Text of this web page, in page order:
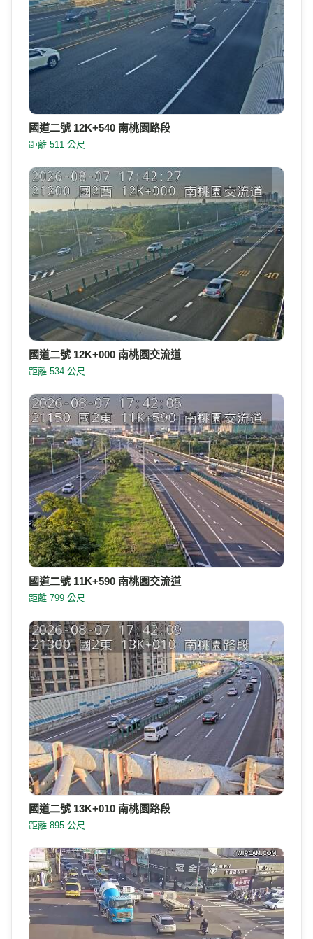
國道二號 12K+540 南桃園路段
距離 511 公尺
國道二號 12K+000 南桃園交流道
距離 534 公尺
國道二號 11K+590 南桃園交流道
距離 799 公尺
國道二號 13K+010 南桃園路段
距離 895 公尺